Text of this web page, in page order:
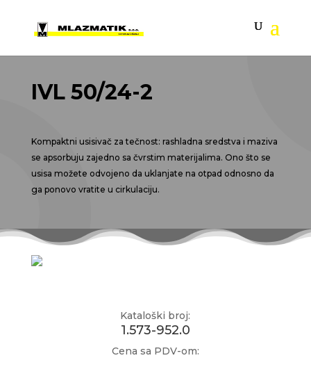
IVL 50/24-2
Kompaktni usisivač za tečnost: rashladna sredstva i maziva
se apsorbuju zajedno sa čvrstim materijalima. Ono što se
usisa možete odvojeno da uklanjate na otpad odnosno da
ga ponovo vratite u cirkulaciju.
Kataloški broj:
1.573-952.0
Cena sa PDV-om: